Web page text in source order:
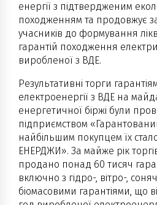
енергії з підтвердженим
походженням та продовжує
учасників до формування
гарантій походження
виробленої з ВДЕ.
Результативні торги
електроенергії з ВДЕ на
енергетичної біржі були
підприємством
найбільшим покупцем їх
ЕНЕРДЖИ». За майже рік
продано понад 60 тисяч
включно з гідро-, вітро-,
біомасовими гарантіями, що